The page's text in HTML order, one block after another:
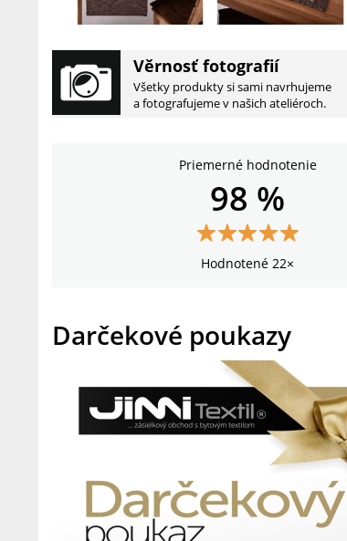
Věrnosť fotografií
Všetky produkty si sami navrhujeme
a fotografujeme v našich ateliéroch.
Priemerné hodnotenie
98 %
Hodnotené 22×
Darčekové poukazy